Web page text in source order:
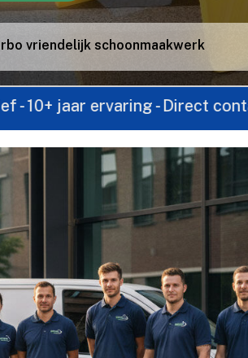
vriendelijk schoonmaakwerk
ervaring - Direct contact via